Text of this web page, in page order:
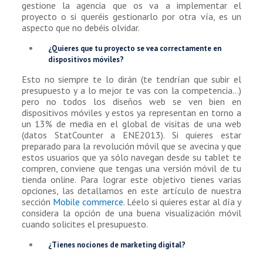
gestione la agencia que os va a implementar el
proyecto o si queréis gestionarlo por otra vía, es un
aspecto que no debéis olvidar.
¿Quieres que tu proyecto se vea correctamente en
dispositivos móviles?
Esto no siempre te lo dirán (te tendrían que subir el
presupuesto y a lo mejor te vas con la competencia…)
pero no todos los diseños web se ven bien en
dispositivos móviles y estos ya representan en torno a
un 13% de media en el global de visitas de una web
(datos StatCounter a ENE2013). Si quieres estar
preparado para la revolución móvil que se avecina y que
estos usuarios que ya sólo navegan desde su tablet te
compren, conviene que tengas una versión móvil de tu
tienda online. Para lograr este objetivo tienes varias
opciones, las detallamos en este artículo de nuestra
sección Mobile commerce. Léelo si quieres estar al día y
considera la opción de una buena visualización móvil
cuando solicites el presupuesto.
¿Tienes nociones de marketing digital?